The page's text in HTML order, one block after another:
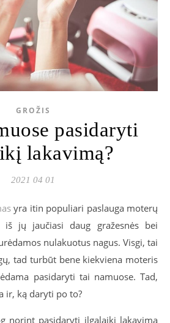
GROŽIS
pasidaryti
lakavimą?
2021 04 01
yra itin populiari paslauga moterų
iš jų jaučiasi daug gražesnės bei
nulakuotus nagus. Visgi, tai
tad turbūt bene kiekviena moteris
pasidaryti tai namuose. Tad,
ir, ką daryti po to?
norint pasidaryti ilgalaikį lakavimą